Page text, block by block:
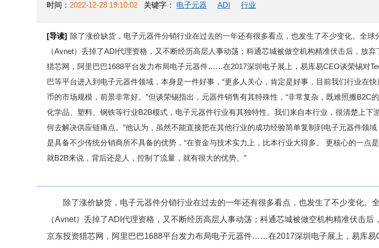
时间： 2022-12-28 19:10:02 关键字： 电子元器 ADI 行业
[导读] 除了涨价缺货，电子元器件分销行业在过去的一年还有很多看点，也发生了不少变化。全球
（Avnet）丢掉了ADI代理资格，又不断经历高层人事动荡；科通芯城被做空机构精准伏击后，放
猎芯网，阿里巴巴1688平台发力布局电子元器件……在2017深圳电子展上，易库易CEO谈荣锡对
巴等平台进入到电子元器件领域，本身是一件好事，“更多人关心，肯定是好事，目前我们行业在
币的市场规模，前景非常好。”但谈荣锡指出，元器件销售有其特殊性，“非常复杂，既难照搬B2C
化学品、塑料、钢铁等行业B2B模式，电子元器件行业有其独特性。我们来自本行业，很清楚上下
何去解决供应链痛点。”他认为，虽然不能直接把在其他行业的成功经验简单复制到电子元器件领
是具备不少传统分销商所不具备的优势，“在资金与技术实力上，比本行业大得多。 更核心的一点
就B2B来说，背后还是人，控制了流量，就有很大的优势。”
除了涨价缺货，电子元器件分销行业在过去的一年还有很多看点，也发生了不少变化。
（Avnet）丢掉了ADI代理资格，又不断经历高层人事动荡；科通芯城被做空机构精准伏击后
京东投资猎芯网，阿里巴巴1688平台发力布局电子元器件……在2017深圳电子展上，易库易